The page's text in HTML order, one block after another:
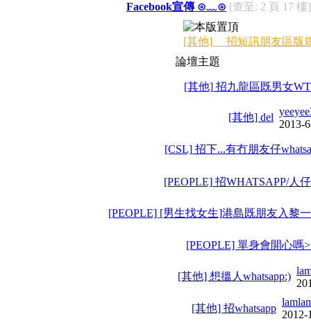
Facebook宣傳 ⊙﹏⊙ [查至: 2 頁 17 樓]
[其他] 招短訊朋友區版
論壇主題
[其他] 招九龍區既男女
[其他] del
2013-
[CSL] 招下...有冇朋友仔
[PEOPLE] 招WHATSAPP/人
[PEOPLE] [男生找女生]港島既朋友入黎
[PEOPLE] 單身會開心嗎
[其他] 想搵人whatsapp:)
[其他] 招whatsapp
2012-